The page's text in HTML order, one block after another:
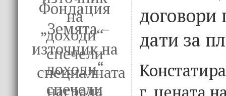
Фондация
„Земята –
източник на
доходи“
спечели
договори
дати за
г. цената